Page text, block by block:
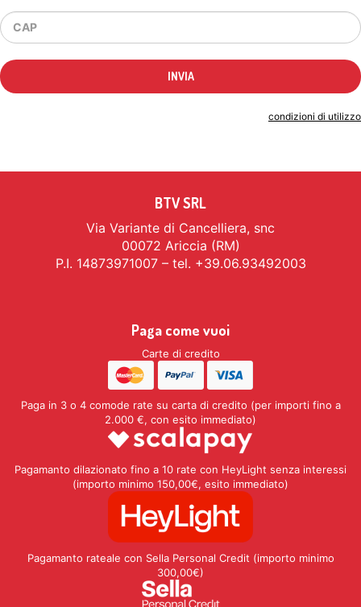
condizioni di utilizzo
BTV SRL
Via Variante di Cancelliera, snc
00072 Ariccia (RM)
P.I. 14873971007 – tel. +39.06.93492003
Paga come vuoi
Carte di credito
Paga in 3 o 4 comode rate su carta di credito (per importi fino a
2.000 €, con esito immediato)
Pagamanto dilazionato fino a 10 rate con HeyLight senza interessi
(importo minimo 150,00€, esito immediato)
Pagamanto rateale con Sella Personal Credit (importo minimo
300,00€)